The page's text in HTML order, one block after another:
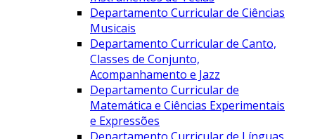
Departamento Curricular de Ciências
Musicais
Departamento Curricular de Canto,
Classes de Conjunto,
Acompanhamento e Jazz
Departamento Curricular de
Matemática e Ciências Experimentais
e Expressões